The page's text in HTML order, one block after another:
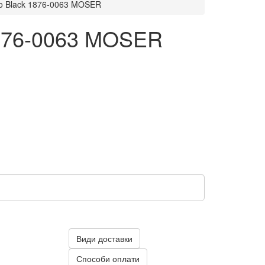
Black 1876-0063 MOSER
0063 MOSER
Види доставки
Способи оплати